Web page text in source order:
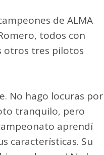
de ALMA
todos con
otros tres pilotos
No hago locuras por
tranquilo, pero
aprendí
características. Su